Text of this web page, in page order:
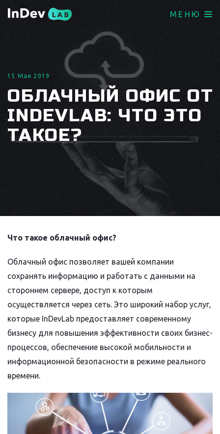
МЕНЮ
15 Мая 2019
ОБЛАЧНЫЙ ОФИС ОТ
INDEVLAB: ЧТО ЭТО
ТАКОЕ?
Что такое облачный офис?
Облачный офис позволяет вашей компании
сохранять информацию и работать с данными на
стороннем сервере, доступ к которым
осуществляется через сеть. Это широкий набор услуг,
которые InDevLab предоставляет современному
бизнесу для повышения эффективности своих бизнес-
процессов, обеспечение высокой мобильности и
информационной безопасности в режиме реального
времени.